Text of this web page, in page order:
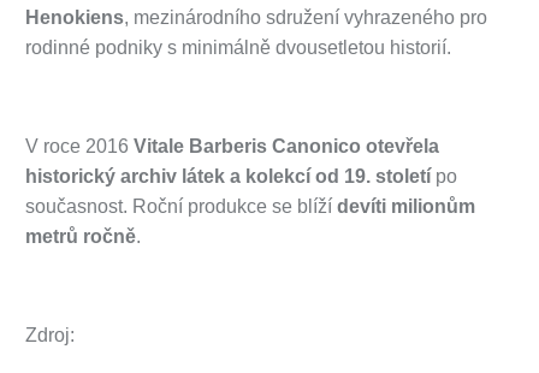
Henokiens, mezinárodního sdružení vyhrazeného pro
rodinné podniky s minimálně dvousetletou historií.
V roce 2016 Vitale Barberis Canonico otevřela
historický archiv látek a kolekcí od 19. stoletípo
současnost. Roční produkce se blíží devíti milionům
metrů ročně.
Zdroj: